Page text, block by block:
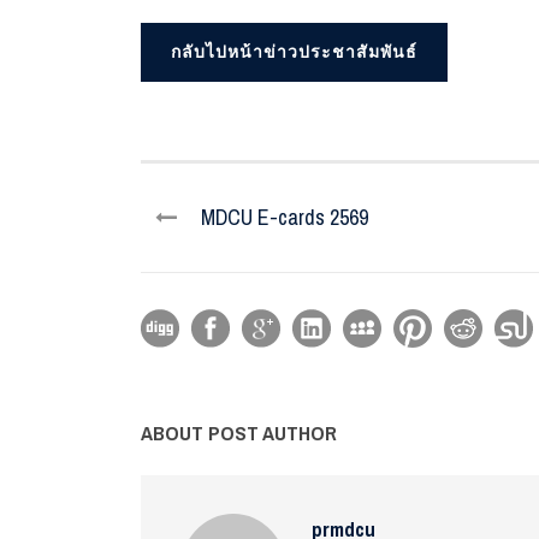
กลับไปหน้าข่าวประชาสัมพันธ์
MDCU E-cards 2569
ABOUT POST AUTHOR
prmdcu